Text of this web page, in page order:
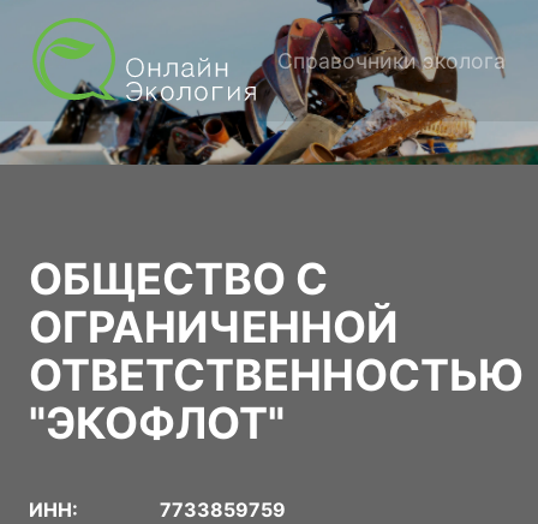
Справочники эколога
ОБЩЕСТВО С
ОГРАНИЧЕННОЙ
ОТВЕТСТВЕННОСТЬЮ
"ЭКОФЛОТ"
ИНН:
7733859759